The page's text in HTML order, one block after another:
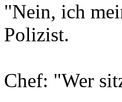
"Nein, ich
Polizist.
Chef: "Wer